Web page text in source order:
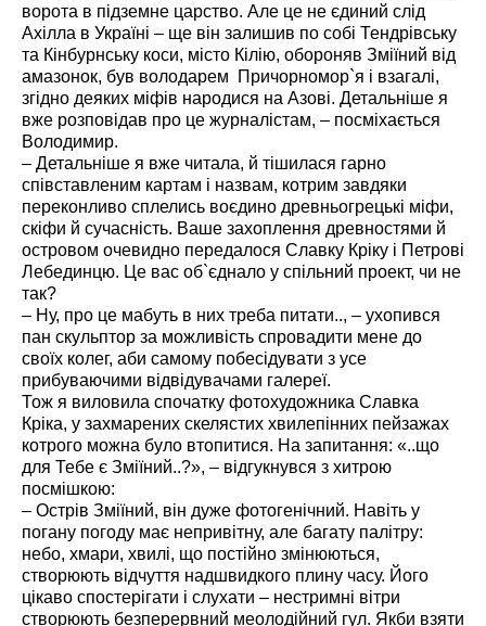
ворота в підземне царство. Але це не єдиний слід
Ахілла в Україні – ще він залишив по собі Тендрівську
та Кінбурнську коси, місто Кілію, обороняв Зміїний від
амазонок, був володарем Причорномор`я і взагалі,
згідно деяких міфів народися на Азові. Детальніше я
вже розповідав про це журналістам, – посміхається
Володимир.
– Детальніше я вже читала, й тішилася гарно
співставленим картам і назвам, котрим завдяки
переконливо сплелись воєдино древньогрецькі міфи,
скіфи й сучасність. Ваше захоплення древностями й
островом очевидно передалося Славку Кріку і Петрові
Лебединцю. Це вас об`єднало у спільний проект, чи не
так?
– Ну, про це мабуть в них треба питати.., – ухопився
пан скульптор за можливість спровадити мене до
своїх колег, аби самому побесідувати з усе
прибуваючими відвідувачами галереї.
Тож я виловила спочатку фотохудожника Славка
Кріка, у захмарених скелястих хвилепінних пейзажах
котрого можна було втопитися. На запитання: «..що
для Тебе є Зміїний..?», – відгукнувся з хитрою
посмішкою:
– Острів Зміїний, він дуже фотогенічний. Навіть у
погану погоду має непривітну, але багату палітру:
небо, хмари, хвилі, що постійно змінюються,
створюють відчуття надшвидкого плину часу. Його
цікаво спостерігати і слухати – нестримні вітри
створюють безперервний меолодійний гул. Якби взяти